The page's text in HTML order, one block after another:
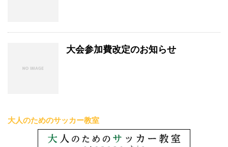
大会参加費改定のお知らせ
大人のためのサッカー教室